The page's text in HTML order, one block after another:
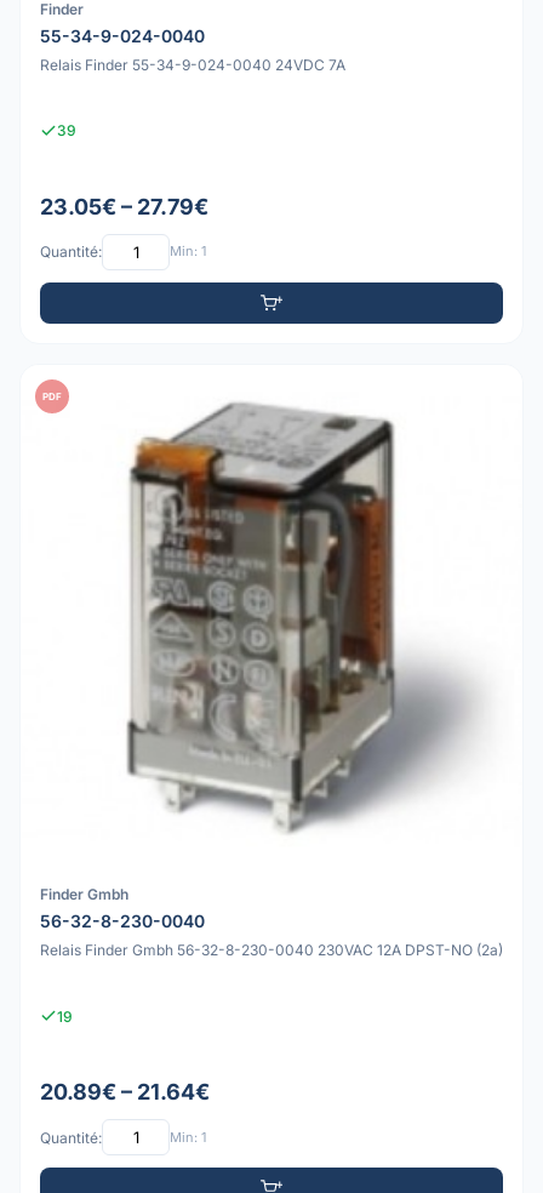
Finder
55-34-9-024-0040
Relais Finder 55-34-9-024-0040 24VDC 7A
39
23.05€ – 27.79€
Quantité: Min: 1
PDF
Finder Gmbh
56-32-8-230-0040
Relais Finder Gmbh 56-32-8-230-0040 230VAC 12A DPST-NO (2a)
19
20.89€ – 21.64€
Quantité: Min: 1